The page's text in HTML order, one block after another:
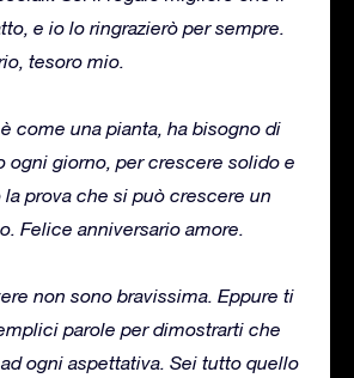
e io lo ringrazierò per sempre.
tesoro mio.
come una pianta, ha bisogno di
ogni giorno, per crescere solido e
prova che si può crescere un
Felice anniversario amore.
non sono bravissima. Eppure ti
parole per dimostrarti che
ogni aspettativa. Sei tutto quello